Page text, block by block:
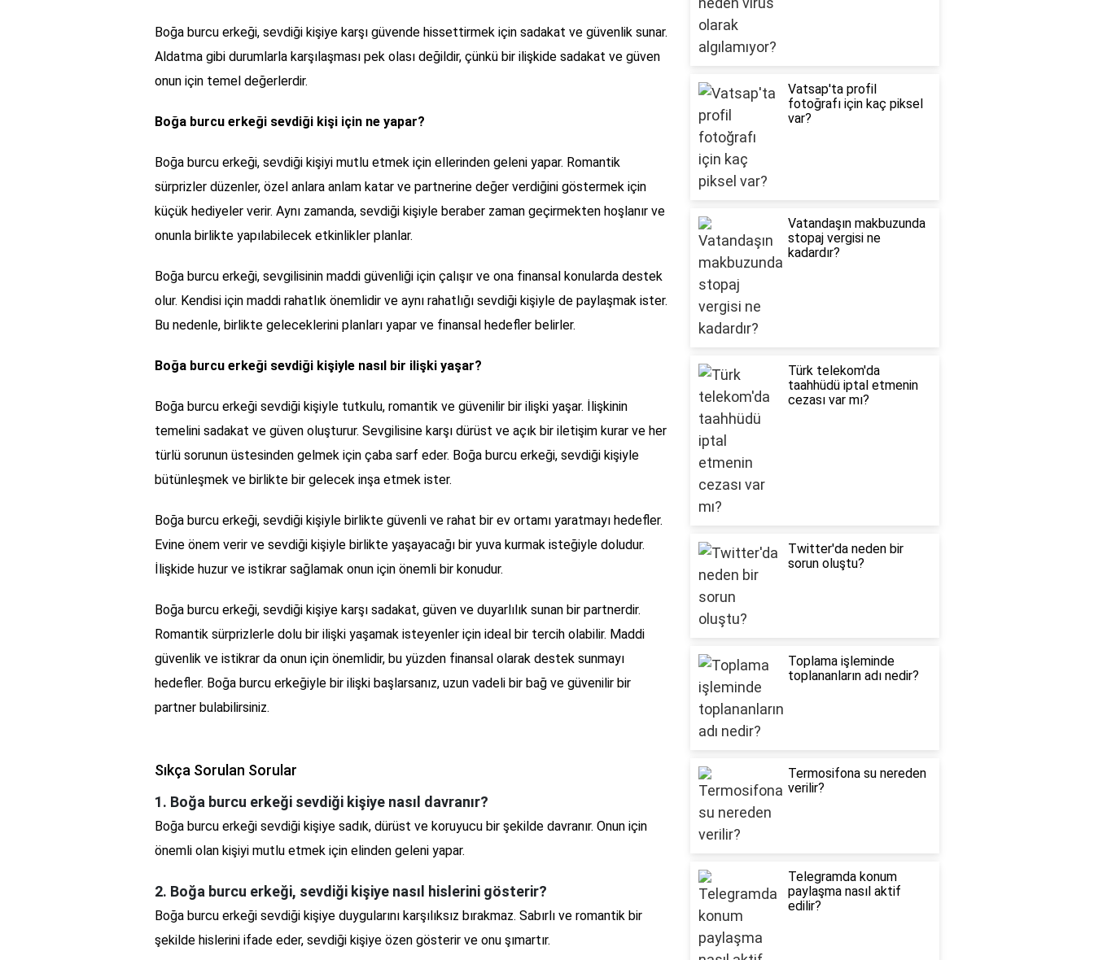
Boğa burcu erkeği, sevdiği kişiye karşı güvende hissettirmek için sadakat ve güvenlik sunar.
Aldatma gibi durumlarla karşılaşması pek olası değildir, çünkü bir ilişkide sadakat ve güven
onun için temel değerlerdir.
Boğa burcu erkeği sevdiği kişi için ne yapar?
Boğa burcu erkeği, sevdiği kişiyi mutlu etmek için ellerinden geleni yapar. Romantik
sürprizler düzenler, özel anlara anlam katar ve partnerine değer verdiğini göstermek için
küçük hediyeler verir. Aynı zamanda, sevdiği kişiyle beraber zaman geçirmekten hoşlanır ve
onunla birlikte yapılabilecek etkinlikler planlar.
Boğa burcu erkeği, sevgilisinin maddi güvenliği için çalışır ve ona finansal konularda destek
olur. Kendisi için maddi rahatlık önemlidir ve aynı rahatlığı sevdiği kişiyle de paylaşmak ister.
Bu nedenle, birlikte geleceklerini planları yapar ve finansal hedefler belirler.
Boğa burcu erkeği sevdiği kişiyle nasıl bir ilişki yaşar?
Boğa burcu erkeği sevdiği kişiyle tutkulu, romantik ve güvenilir bir ilişki yaşar. İlişkinin
temelini sadakat ve güven oluşturur. Sevgilisine karşı dürüst ve açık bir iletişim kurar ve her
türlü sorunun üstesinden gelmek için çaba sarf eder. Boğa burcu erkeği, sevdiği kişiyle
bütünleşmek ve birlikte bir gelecek inşa etmek ister.
Boğa burcu erkeği, sevdiği kişiyle birlikte güvenli ve rahat bir ev ortamı yaratmayı hedefler.
Evine önem verir ve sevdiği kişiyle birlikte yaşayacağı bir yuva kurmak isteğiyle doludur.
İlişkide huzur ve istikrar sağlamak onun için önemli bir konudur.
Boğa burcu erkeği, sevdiği kişiye karşı sadakat, güven ve duyarlılık sunan bir partnerdir.
Romantik sürprizlerle dolu bir ilişki yaşamak isteyenler için ideal bir tercih olabilir. Maddi
güvenlik ve istikrar da onun için önemlidir, bu yüzden finansal olarak destek sunmayı
hedefler. Boğa burcu erkeğiyle bir ilişki başlarsanız, uzun vadeli bir bağ ve güvenilir bir
partner bulabilirsiniz.
Sıkça Sorulan Sorular
1. Boğa burcu erkeği sevdiği kişiye nasıl davranır?
Boğa burcu erkeği sevdiği kişiye sadık, dürüst ve koruyucu bir şekilde davranır. Onun için
önemli olan kişiyi mutlu etmek için elinden geleni yapar.
2. Boğa burcu erkeği, sevdiği kişiye nasıl hislerini gösterir?
Boğa burcu erkeği sevdiği kişiye duygularını karşılıksız bırakmaz. Sabırlı ve romantik bir
şekilde hislerini ifade eder, sevdiği kişiye özen gösterir ve onu şımartır.
Vatsap'ta profil
fotoğrafı için kaç piksel
var?
Vatandaşın makbuzunda
stopaj vergisi ne
kadardır?
Türk telekom'da
taahhüdü iptal etmenin
cezası var mı?
Twitter'da neden bir
sorun oluştu?
Toplama işleminde
toplananların adı nedir?
Termosifona su nereden
verilir?
Telegramda konum
paylaşma nasıl aktif
edilir?